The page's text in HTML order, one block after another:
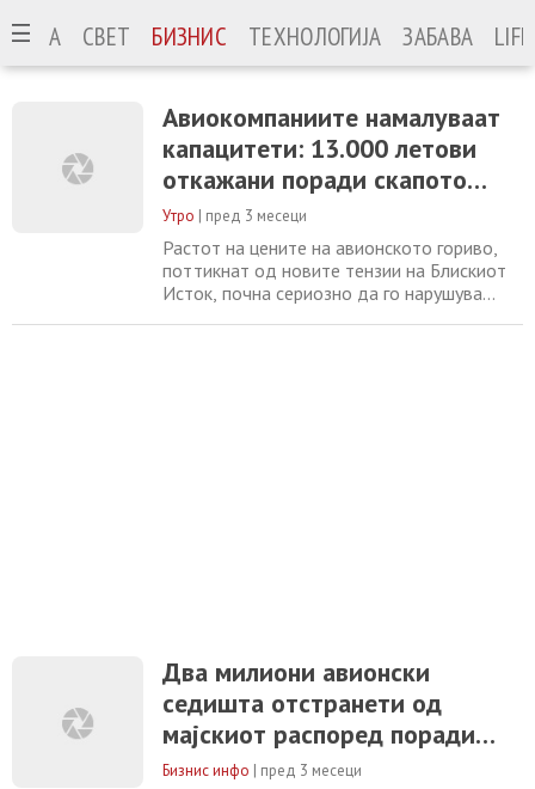
СВЕТ БИЗНИС ТЕХНОЛОГИЈА ЗАБАВА
Авиокомпаниите намалуваат
капацитети: 13.000 летови
откажани поради скапото
гориво
Утро | пред 3 месеци
Растот на цените на авионското гориво,
поттикнат од новите тензии на Блискиот
Исток, почна сериозно да го нарушува
Два милиони авионски
седишта отстранети од
мајскиот распоред поради
цената на горивото
Бизнис инфо | пред 3 месеци